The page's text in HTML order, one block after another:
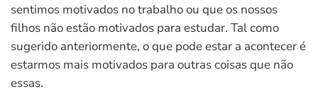
sentimos motivados no trabalho ou que os nossos
filhos não estão motivados para estudar. Tal como
sugerido anteriormente, o que pode estar a acontecer é
estarmos mais motivados para outras coisas que não
essas.